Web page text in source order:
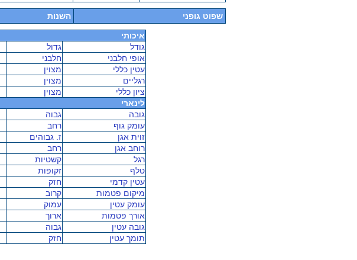
שפוט גופני השנות
איכותי
גודל
גדול
אופי חלבני
חלבני
עטין כללי
מצוין
רגליים
מצוין
ציון כללי
מצוין
לינארי
גובה
גבוה
עומק גוף
רחב
זוית אגן
ז. גבוהים
רוחב אגן
רחב
רגל
קשטיות
טלף
זקופות
עטין קדמי
חזק
מיקום פטמות
קרוב
עומק עטין
עמוק
אורך פטמות
ארוך
גובה עטין
גבוה
תומך עטין
חזק